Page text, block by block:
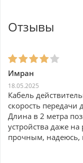
Отзывы
Имран
18.05.2025
Кабель
скорость
Длина в 2 метра
устройства даже
прочным, надеюсь,